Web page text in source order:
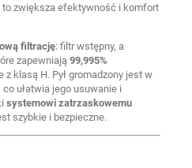
zwiększa efektywność i komfort
filtrację: filtr wstępny, a
zapewniają 99,995%
z klasą H. Pył gromadzony jest w
, co ułatwia jego usuwanie i
systemowi zatrzaskowemu
szybkie i bezpieczne.